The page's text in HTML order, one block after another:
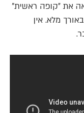
את "קופה ראשית"
מלא. אין